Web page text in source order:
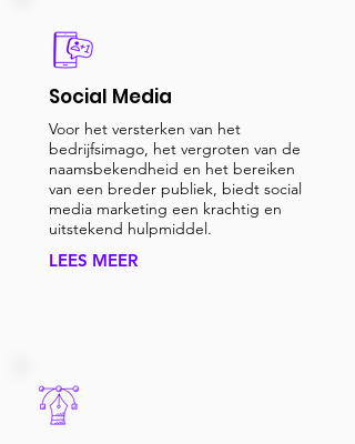
Social Media
Voor het versterken van het
bedrijfsimago, het vergroten van de
naamsbekendheid en het bereiken
van een breder publiek, biedt social
media marketing een krachtig en
uitstekend hulpmiddel.
LEES MEER